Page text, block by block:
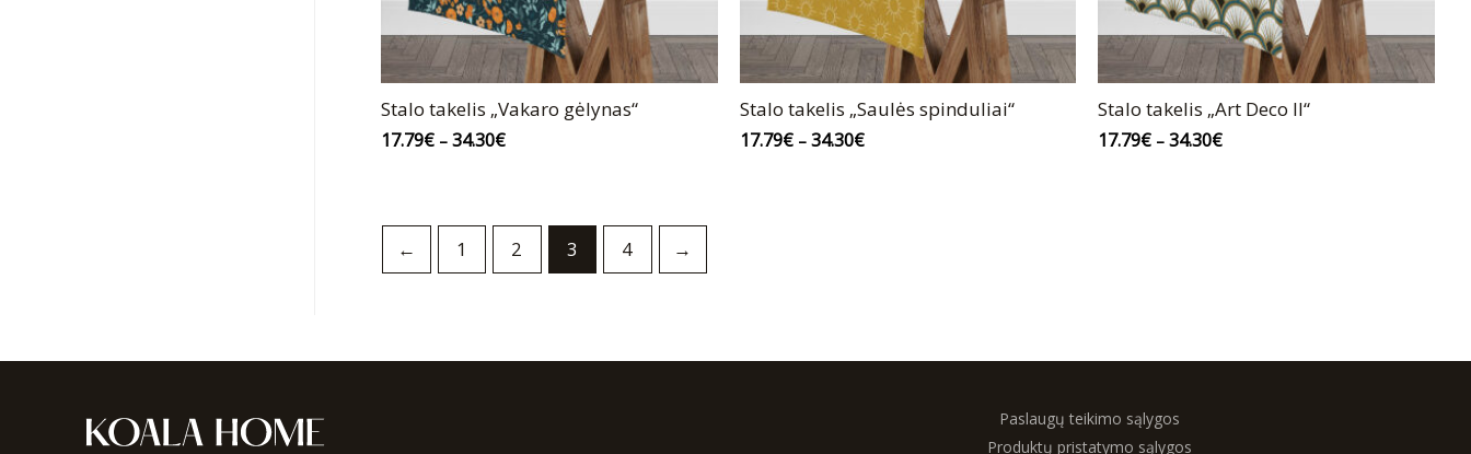
Stalo takelis „Vakaro gėlynas“
17.79€ – 34.30€
Stalo takelis „Saulės spinduliai“
17.79€– 34.30€
Stalo takelis „Art Deco II“
17.79€ –34.30€
← 1 2 3 4 →
Paslaugų teikimo sąlygos
Produktų pristatymo sąlygos